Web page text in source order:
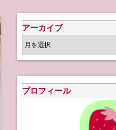
アーカイブ
ア
ー
ブ
プロフィール